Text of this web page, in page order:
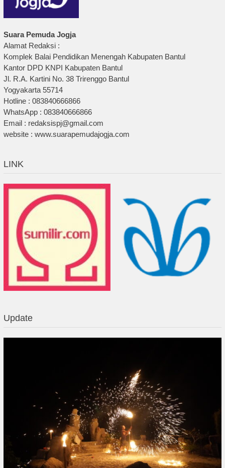
Suara Pemuda Jogja
Alamat Redaksi :
Komplek Balai Pendidikan Menengah Kabupaten Bantul
Kantor DPD KNPI Kabupaten Bantul
Jl. R.A. Kartini No. 38 Trirenggo Bantul
Yogyakarta 55714
Hotline : 083840666866
WhatsApp : 083840666866
Email : redaksispj@gmail.com
website : www.suarapemudajogja.com
LINK
Update